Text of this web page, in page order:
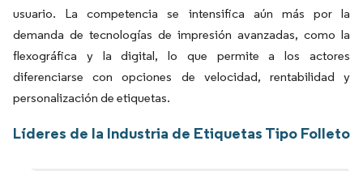
usuario. La competencia se intensifica aún más por la
demanda de tecnologías de impresión avanzadas, como la
flexográfica y la digital, lo que permite a los actores
diferenciarse con opciones de velocidad, rentabilidad y
personalización de etiquetas.
Líderes de la Industria de Etiquetas Tipo Folleto